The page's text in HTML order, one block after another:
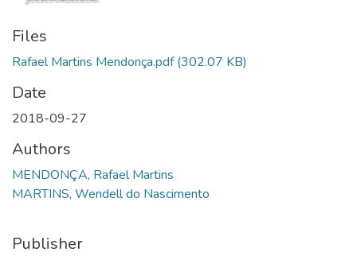
Files
Rafael Martins Mendonça.pdf(302.07 KB)
Date
2018-09-27
Authors
MENDONÇA, Rafael Martins
MARTINS, Wendell do Nascimento
Publisher